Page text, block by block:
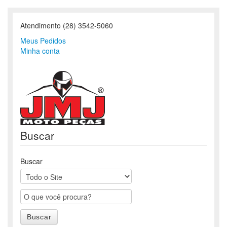
Atendimento (28) 3542-5060
Meus Pedidos
Minha conta
Buscar
Buscar